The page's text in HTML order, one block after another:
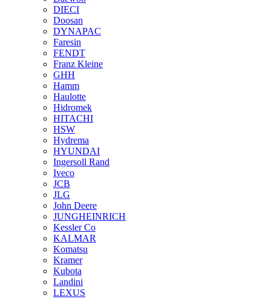
DIECI
Doosan
DYNAPAC
Faresin
FENDT
Franz Kleine
GHH
Hamm
Haulotte
Hidromek
HITACHI
HSW
Hydrema
HYUNDAI
Ingersoll Rand
Iveco
JCB
JLG
John Deere
JUNGHEINRICH
Kessler Co
KALMAR
Komatsu
Kramer
Kubota
Landini
LEXUS